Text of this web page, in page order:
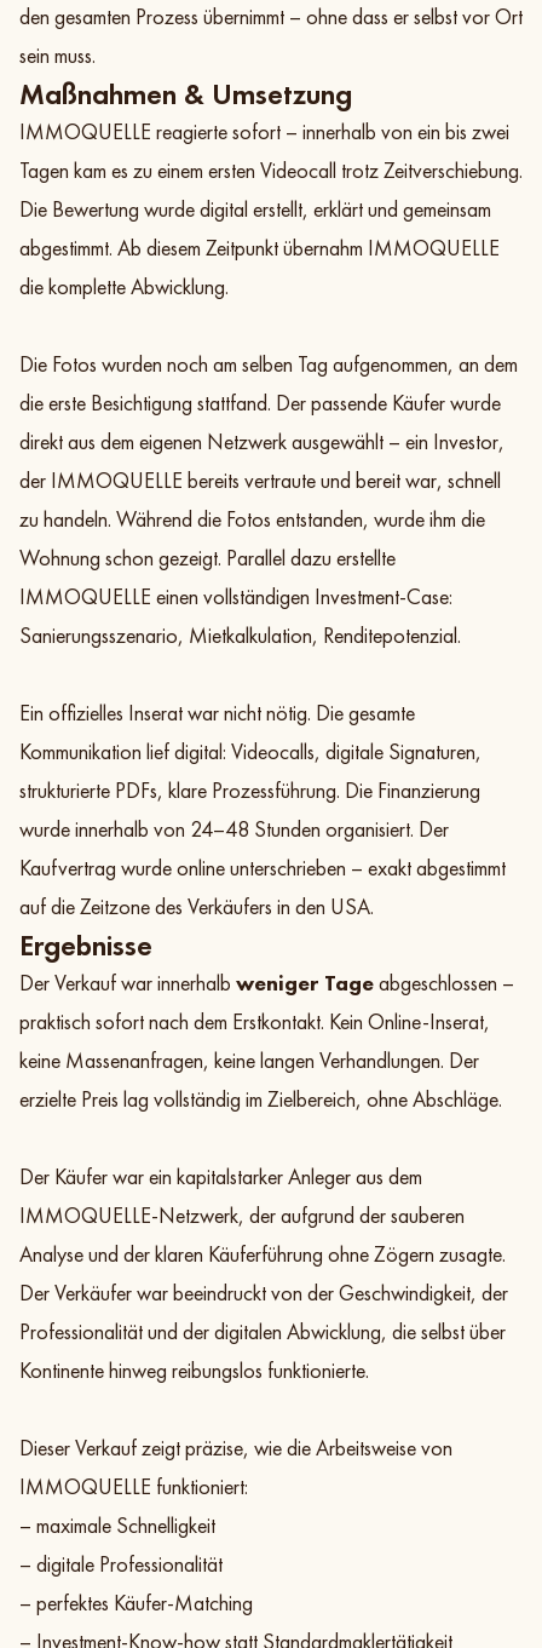
den gesamten Prozess übernimmt – ohne dass er selbst vor Ort
sein muss.
Maßnahmen & Umsetzung
IMMOQUELLE reagierte sofort – innerhalb von ein bis zwei
Tagen kam es zu einem ersten Videocall trotz Zeitverschiebung.
Die Bewertung wurde digital erstellt, erklärt und gemeinsam
abgestimmt. Ab diesem Zeitpunkt übernahm IMMOQUELLE
die komplette Abwicklung.
Die Fotos wurden noch am selben Tag aufgenommen, an dem
die erste Besichtigung stattfand. Der passende Käufer wurde
direkt aus dem eigenen Netzwerk ausgewählt – ein Investor,
der IMMOQUELLE bereits vertraute und bereit war, schnell
zu handeln. Während die Fotos entstanden, wurde ihm die
Wohnung schon gezeigt. Parallel dazu erstellte
IMMOQUELLE einen vollständigen Investment-Case:
Sanierungsszenario, Mietkalkulation, Renditepotenzial.
Ein offizielles Inserat war nicht nötig. Die gesamte
Kommunikation lief digital: Videocalls, digitale Signaturen,
strukturierte PDFs, klare Prozessführung. Die Finanzierung
wurde innerhalb von 24–48 Stunden organisiert. Der
Kaufvertrag wurde online unterschrieben – exakt abgestimmt
auf die Zeitzone des Verkäufers in den USA.
Ergebnisse
Der Verkauf war innerhalb weniger Tageabgeschlossen –
praktisch sofort nach dem Erstkontakt. Kein Online-Inserat,
keine Massenanfragen, keine langen Verhandlungen. Der
erzielte Preis lag vollständig im Zielbereich, ohne Abschläge.
Der Käufer war ein kapitalstarker Anleger aus dem
IMMOQUELLE-Netzwerk, der aufgrund der sauberen
Analyse und der klaren Käuferführung ohne Zögern zusagte.
Der Verkäufer war beeindruckt von der Geschwindigkeit, der
Professionalität und der digitalen Abwicklung, die selbst über
Kontinente hinweg reibungslos funktionierte.
Dieser Verkauf zeigt präzise, wie die Arbeitsweise von
IMMOQUELLE funktioniert:
– maximale Schnelligkeit
– digitale Professionalität
– perfektes Käufer-Matching
– Investment-Know-how statt Standardmaklertätigkeit